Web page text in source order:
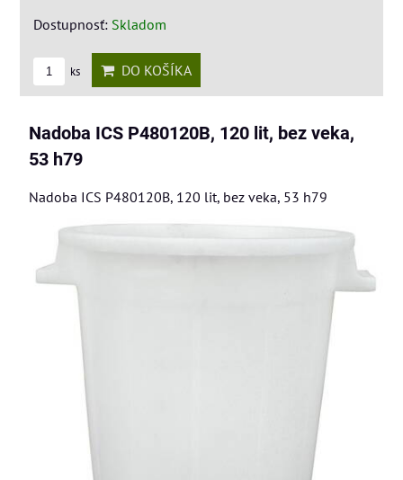
Dostupnosť: Skladom
ks DO KOŠÍKA
Nadoba ICS P480120B, 120 lit, bez veka,
53 h79
Nadoba ICS P480120B, 120 lit, bez veka, 53 h79